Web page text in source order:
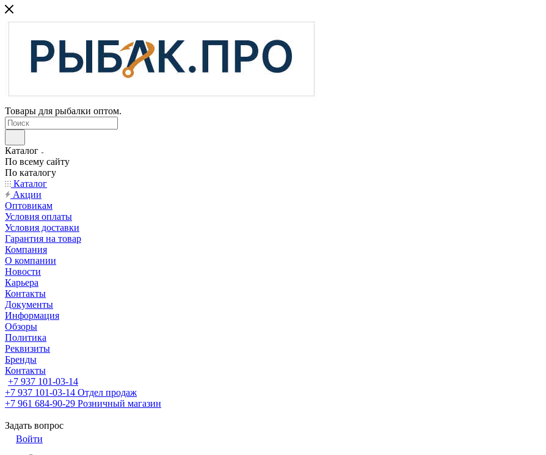
Товары для рыбалки оптом.
Каталог
По всему сайту
По каталогу
Каталог
Акции
Оптовикам
Условия оплаты
Условия доставки
Гарантия на товар
Компания
О компании
Новости
Карьера
Контакты
Документы
Информация
Обзоры
Политика
Реквизиты
Бренды
Контакты
+7 937 101-03-14
+7 937 101-03-14 Отдел продаж
+7 961 684-90-29 Розничный магазин
Задать вопрос
Войти